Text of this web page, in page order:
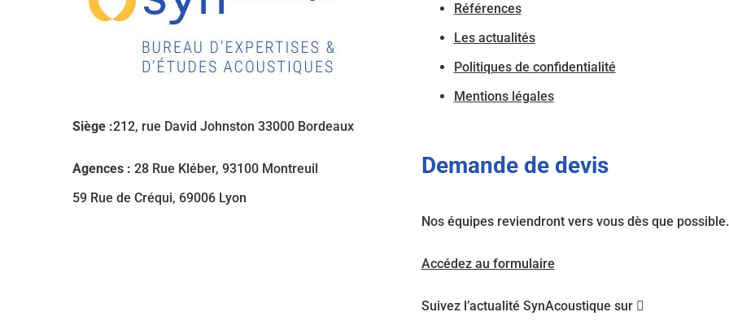
Siège :212, rue David Johnston 33000 Bordeaux
Agences : 28 Rue Kléber, 93100 Montreuil
59 Rue de Créqui, 69006 Lyon
Références
Les actualités
Politiques de confidentialité
Mentions légales
Demande de devis
Nos équipes reviendront vers vous dès que possible.
Accédez au formulaire
Suivez l’actualité SynAcoustique sur